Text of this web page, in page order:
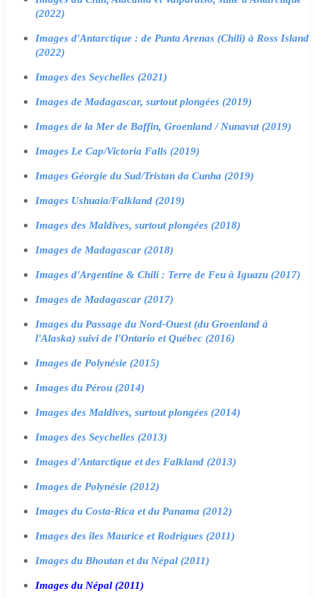
(2022)
Images d'Antarctique : de Punta Arenas (Chili) à Ross Island
(2022)
Images des Seychelles (2021)
Images de Madagascar, surtout plongées (2019)
Images de la Mer de Baffin, Groenland / Nunavut (2019)
Images Le Cap/Victoria Falls (2019)
Images Géorgie du Sud/Tristan da Cunha (2019)
Images Ushuaia/Falkland (2019)
Images des Maldives, surtout plongées (2018)
Images de Madagascar (2018)
Images d'Argentine & Chili : Terre de Feu à Iguazu (2017)
Images de Madagascar (2017)
Images du Passage du Nord-Ouest (du Groenland à
l'Alaska) suivi de l'Ontario et Québec (2016)
Images de Polynésie (2015)
Images du Pérou (2014)
Images des Maldives, surtout plongées (2014)
Images des Seychelles (2013)
Images d'Antarctique et des Falkland (2013)
Images de Polynésie (2012)
Images du Costa-Rica et du Panama (2012)
Images des îles Maurice et Rodrigues (2011)
Images du Bhoutan et du Népal (2011)
Images du Népal (2011)